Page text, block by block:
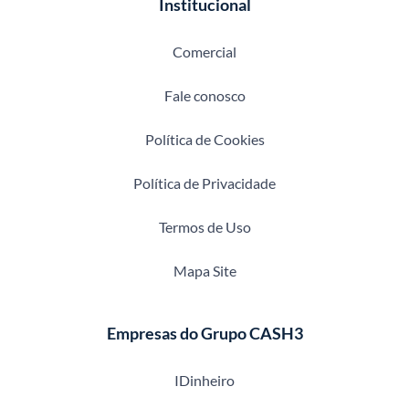
Institucional
Comercial
Fale conosco
Política de Cookies
Política de Privacidade
Termos de Uso
Mapa Site
Empresas do Grupo CASH3
IDinheiro